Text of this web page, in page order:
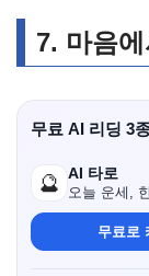
7. 마음
무료 AI 리딩 3
🔮 AI 타로
오늘 운세,
무료로